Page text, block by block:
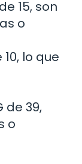
15, son
o
lo que
de 39,
o